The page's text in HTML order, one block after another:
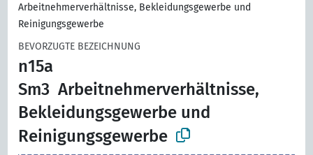
Arbeitnehmerverhältnisse, Bekleidungsgewerbe und
Reinigungsgewerbe
BEVORZUGTE BEZEICHNUNG
n15a
Sm3 Arbeitnehmerverhältnisse,
Bekleidungsgewerbe und
Reinigungsgewerbe